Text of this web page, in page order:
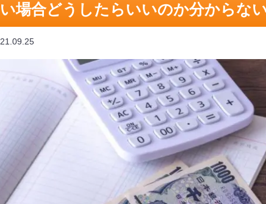
い場合どうしたらいいのか分からない